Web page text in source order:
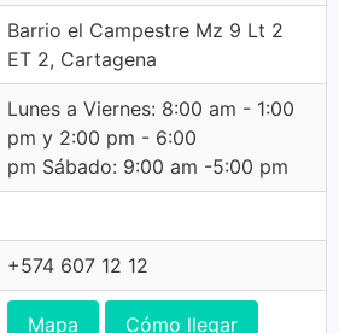
Barrio el Campestre Mz 9 Lt 2
ET 2, Cartagena
Lunes a Viernes: 8:00 am - 1:00
pm y 2:00 pm - 6:00
pm Sábado: 9:00 am -5:00 pm
+574 607 12 12
Mapa Cómo llegar